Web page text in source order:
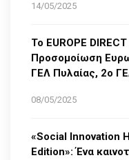
14/05/2025
Το EUROPE
Προσομοίωση
ΓΕΛ Πυλαίας, 2ο
08/05/2025
«Social Innovation
Edition»: Ένα